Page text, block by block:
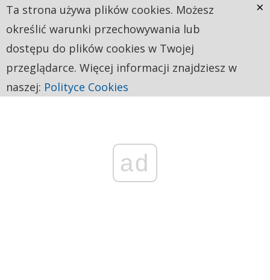
ad
Ta strona używa plików cookies. Możesz
określić warunki przechowywania lub
dostępu do plików cookies w Twojej
przeglądarce. Więcej informacji znajdziesz w
naszej: Polityce Cookies
×